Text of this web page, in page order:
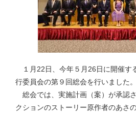
１月22日、今年５月26日に開催す
行委員会の第９回総会を行いました。
総会では、実施計画（案）が承認
クションのストーリー原作者のあさ